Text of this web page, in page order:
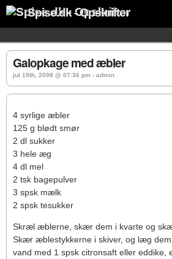
Spise.dk - Opskrifter
Galopkage med æbler
jul 19th, 2008 @ 07:36 pm › admin
4 syrlige æbler
125 g blødt smør
2 dl sukker
3 hele æg
4 dl mel
2 tsk bagepulver
3 spsk mælk
2 spsk tesukker
Skræl æblerne, skær dem i kvarte og
Skær æblestykkerne i skiver, og læg
vand med 1 spsk citronsaft eller eddike,